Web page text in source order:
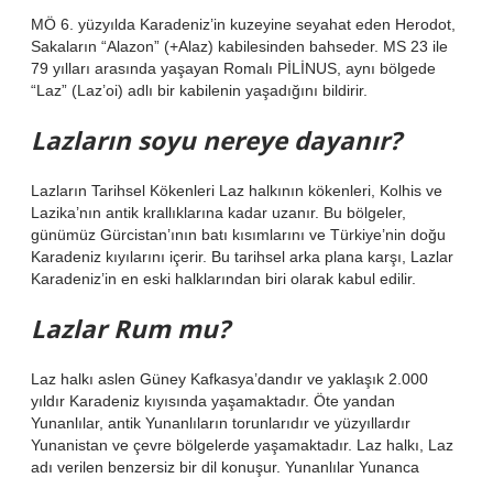
MÖ 6. yüzyılda Karadeniz’in kuzeyine seyahat eden Herodot,
Sakaların “Alazon” (+Alaz) kabilesinden bahseder. MS 23 ile
79 yılları arasında yaşayan Romalı PİLİNUS, aynı bölgede
“Laz” (Laz’oi) adlı bir kabilenin yaşadığını bildirir.
Lazların soyu nereye dayanır?
Lazların Tarihsel Kökenleri Laz halkının kökenleri, Kolhis ve
Lazika’nın antik krallıklarına kadar uzanır. Bu bölgeler,
günümüz Gürcistan’ının batı kısımlarını ve Türkiye’nin doğu
Karadeniz kıyılarını içerir. Bu tarihsel arka plana karşı, Lazlar
Karadeniz’in en eski halklarından biri olarak kabul edilir.
Lazlar Rum mu?
Laz halkı aslen Güney Kafkasya’dandır ve yaklaşık 2.000
yıldır Karadeniz kıyısında yaşamaktadır. Öte yandan
Yunanlılar, antik Yunanlıların torunlarıdır ve yüzyıllardır
Yunanistan ve çevre bölgelerde yaşamaktadır. Laz halkı, Laz
adı verilen benzersiz bir dil konuşur. Yunanlılar Yunanca